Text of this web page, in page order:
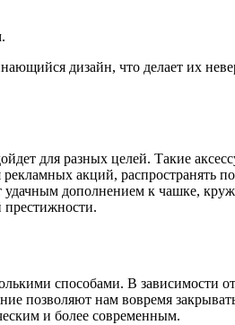
дизайн, что делает их
для разных целей. Такие
акций, распространять
дополнением к чашке,
престижности.
способами. В зависимости
позволяют нам вовремя
и более современным.